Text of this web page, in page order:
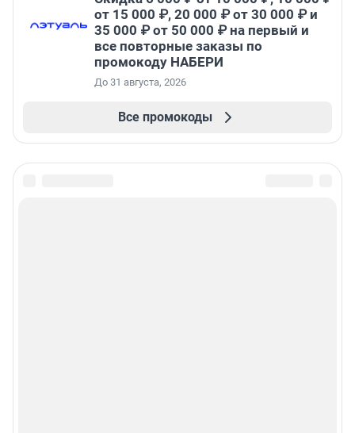
от 15 000 ₽, 20 000 ₽ от 30 000 ₽ и
35 000 ₽ от 50 000 ₽ на первый и
все повторные заказы по
промокоду НАБЕРИ
До 31 августа, 2026
Все промокоды